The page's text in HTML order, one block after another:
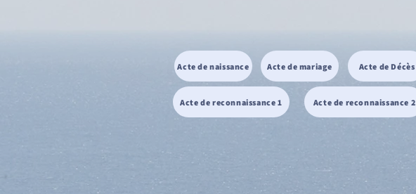
Acte de naissance Acte de mariage Acte de Décès
Acte de reconnaissance 1 Acte de reconnaissance 2